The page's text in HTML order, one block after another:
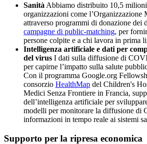
Sanità Abbiamo distribuito 10,5
organizzazioni come l’Organizzazione
attraverso programmi di donazione dei
campagne di public-matching, per
persone colpite e a chi lavora in prima
Intelligenza artificiale e dati per
del virus I dati sulla diffusione di
per capirne l’impatto sulla salute
Con il programma Google.org
consorzio HealthMap del Children's
Medici Senza Frontiere in Francia,
dell’intelligenza artificiale per
modelli per monitorare la diffusione di
informazioni in tempo reale ai sistemi
Supporto per la ripresa economica